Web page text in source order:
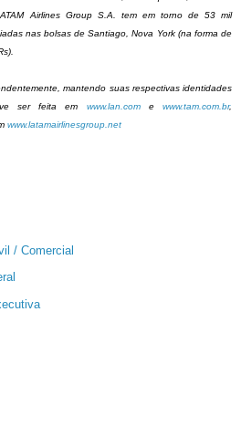
Airlines Group S.A. tem em torno de 53 mil
nas bolsas de Santiago, Nova York (na forma de
mantendo suas respectivas identidades
ser feita em www.lan.comewww.tam.com.br,
www.latamairlinesgroup.net
/ Comercial